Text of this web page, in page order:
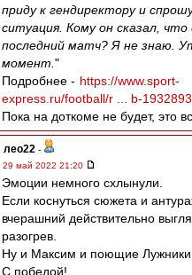
приду к гендиректору и
ситуация. Кому он сказал, что
последний матч? Я не знаю.
момент. "
Подробнее - https://www.sport-
express.ru/football/r ... b-
Пока на доткоме не будет, это
лео22 -
29 май 2022 21:20
Эмоции немного схлынули.
Если коснуться сюжета и
вчерашний действительно
разогрев.
Ну и Максим и поющие
С победой!